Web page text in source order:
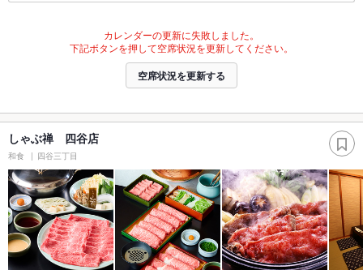
カレンダーの更新に失敗しました。
下記ボタンを押して空席状況を更新してください。
空席状況を更新する
しゃぶ禅 四谷店
和食 四谷三丁目